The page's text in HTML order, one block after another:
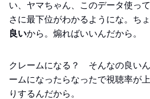
い、ヤマちゃん、このデータ使っ
さに最下位がわかるようにな。ち
良いから。煽ればいいんだから。
クレームになる？ そんなの良い
ームになったらなったで視聴率が
りするんだから。